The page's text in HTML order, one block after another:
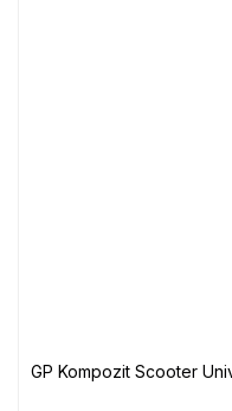
GP Kompozit Scooter